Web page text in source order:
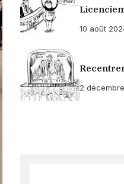
Propose
10 août
2